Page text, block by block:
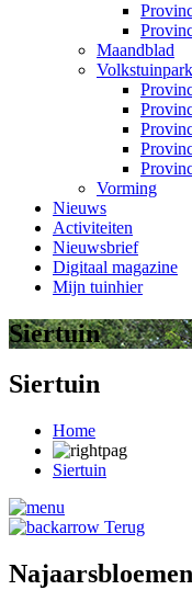
Maandblad
Vorming
Nieuws
Activiteiten
Nieuwsbrief
Digitaal magazine
Mijn tuinhier
Siertuin
Siertuin
Home
Siertuin
Terug
Najaarsbloemen